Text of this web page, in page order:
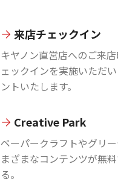
来店チェックイン
キヤノン直営店へのご来
ェックインを実施いただ
ントいたします。
Creative Park
ペーパークラフトやグリ
まざまなコンテンツが無
る。